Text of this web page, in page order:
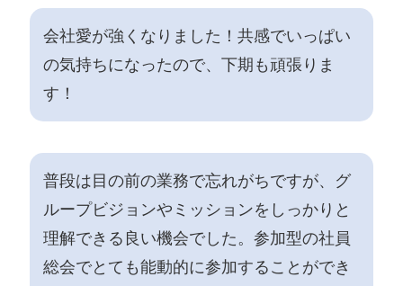
会社愛が強くなりました！共感でいっぱい
の気持ちになったので、下期も頑張りま
す！
普段は目の前の業務で忘れがちですが、グ
ループビジョンやミッションをしっかりと
理解できる良い機会でした。参加型の社員
総会でとても能動的に参加することができ